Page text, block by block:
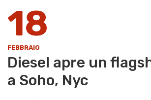
18
FEBBRAIO
Diesel apre un
a Soho, Nyc